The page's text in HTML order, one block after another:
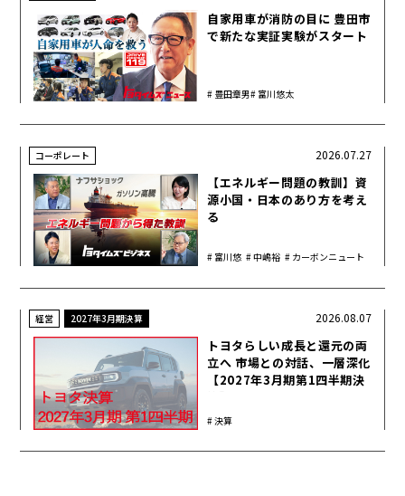
自家用車が消防の目に 豊田市
で新たな実証実験がスタート
豊田章男 富川悠太
コーポレート
【エネルギー問題の教訓】資
源小国・日本のあり方を考え
る
富川悠
中嶋裕
カーボンニュート
2026.07.27
経営 2027年3月期決算
トヨタらしい成長と還元の両
立へ 市場との対話、一層深化
【2027年3月期第1四半期決
決算
2026.08.07